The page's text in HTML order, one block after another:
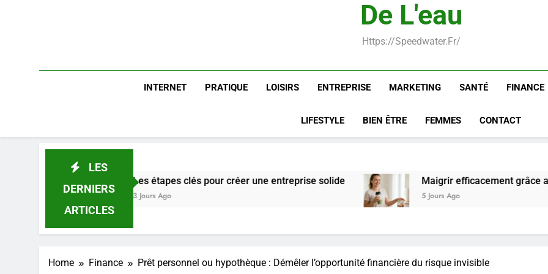
poids
rapidement
durable
solide
:
guide
conseils
poids
rapidement
durable
solide
repas
:
et
du
poids
et
De L'eau
Https://speedwater.fr/
INTERNET PRATIQUE LOISIRS ENTREPRISE MARKETING SANTÉ FINANCE
LIFESTYLE BIEN ÊTRE FEMMES CONTACT
LES
DERNIERS
ARTICLES
Les étapes clés pour créer une entreprise solide
3 Jours Ago
Maigrir efficacement grâce aux substituts de
Home Finance Prêt personnel ou hypothèque : Démêler l’opportunité financière du risque invisible